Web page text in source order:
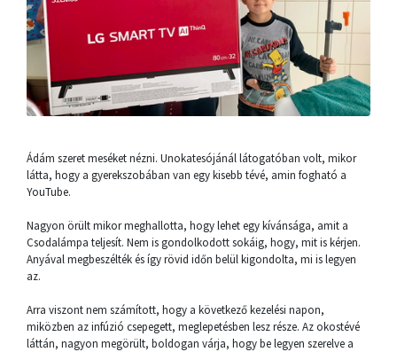
Ádám szeret meséket nézni. Unokatesójánál látogatóban volt, mikor
látta, hogy a gyerekszobában van egy kisebb tévé, amin fogható a
YouTube.
Nagyon örült mikor meghallotta, hogy lehet egy kívánsága, amit a
Csodalámpa teljesít. Nem is gondolkodott sokáig, hogy, mit is kérjen.
Anyával megbeszélték és így rövid időn belül kigondolta, mi is legyen
az.
Arra viszont nem számított, hogy a következő kezelési napon,
miközben az infúzió csepegett, meglepetésben lesz része. Az okostévé
láttán, nagyon megörült, boldogan várja, hogy be legyen szerelve a